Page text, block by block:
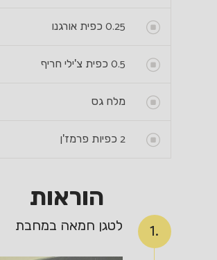
0.25 כפית אורגנו
0.5 כפית צ'ילי חריף
מלח גס
2 כפיות פרמז'ן
הוראות
1. לטגן חמאה במחבת